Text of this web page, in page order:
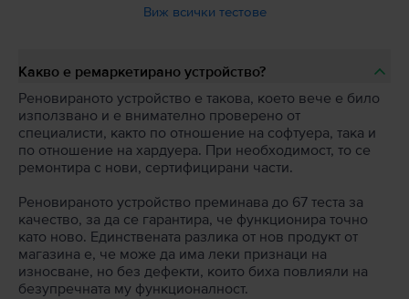
Виж всички тестове
Какво е ремаркетирано устройство?
Реновираното устройство е такова, което вече е било
използвано и е внимателно проверено от
специалисти, както по отношение на софтуера, така и
по отношение на хардуера. При необходимост, то се
ремонтира с нови, сертифицирани части.
Реновираното устройство преминава до 67 теста за
качество, за да се гарантира, че функционира точно
като ново. Единствената разлика от нов продукт от
магазина е, че може да има леки признаци на
износване, но без дефекти, които биха повлияли на
безупречната му функционалност.